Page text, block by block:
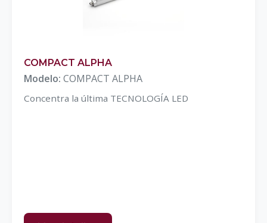
COMPACT ALPHA
Modelo: COMPACT ALPHA
Concentra la última TECNOLOGÍA LED